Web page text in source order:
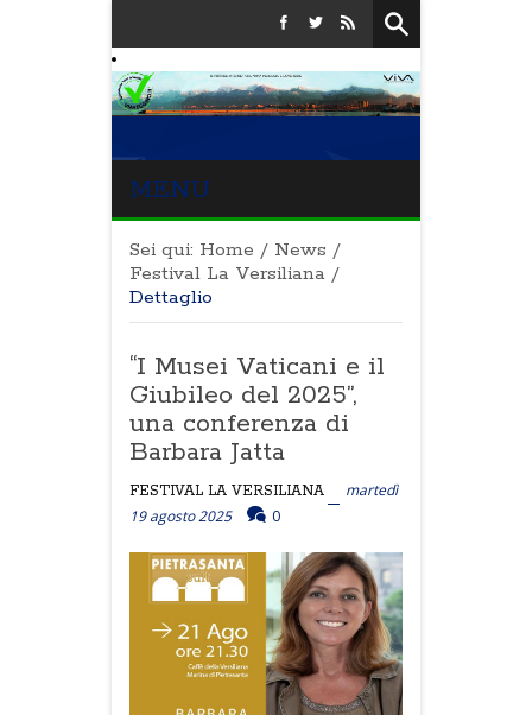
MENU
Sei qui: Home / News /
Festival La Versiliana /
Dettaglio
“I Musei Vaticani e il
Giubileo del 2025”,
una conferenza di
Barbara Jatta
FESTIVAL LA VERSILIANA
martedì
19 agosto 2025
0